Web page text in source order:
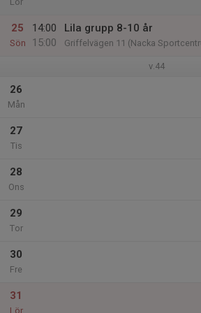
25
Sön
14:00
15:00
Lila grupp 8-10 år
Griffelvägen 11 (Nacka
v.44
26
Mån
27
Tis
28
Ons
29
Tor
30
Fre
31
Lör